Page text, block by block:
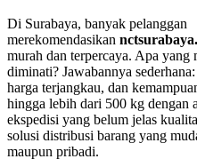
Di Surabaya, banyak pelanggan
merekomendasikan
murah dan terpercaya. Apa
diminati? Jawabannya
harga terjangkau, dan
hingga lebih dari 500 kg dengan
ekspedisi yang belum jelas
solusi distribusi barang yang
maupun pribadi.